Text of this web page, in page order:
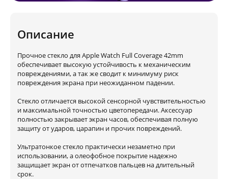
Описание
Прочное стекло для Apple Watch Full Coverage 42mm
обеспечивает высокую устойчивость к механическим
повреждениями, а так же сводит к минимуму риск
повреждения экрана при неожиданном падении.
Стекло отличается высокой сенсорной чувствительностью
и максимальной точностью цветопередачи. Аксессуар
полностью закрывает экран часов, обеспечивая полную
защиту от ударов, царапин и прочих повреждений.
Ультратонкое стекло практически незаметно при
использовании, а олеофобное покрытие надежно
защищает экран от отпечатков пальцев на длительный
срок.